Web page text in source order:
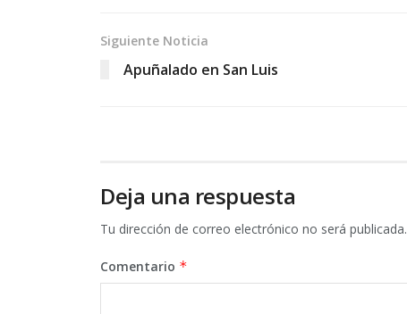
Siguiente Noticia
Apuñalado en San Luis
Deja una respuesta
Tu dirección de correo electrónico no será publicada.
Comentario *